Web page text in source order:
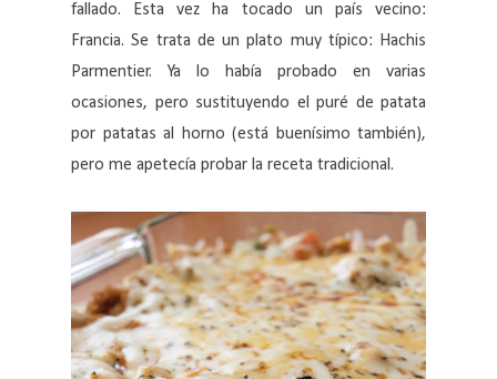
fallado. Esta vez ha tocado un país vecino:
Francia. Se trata de un plato muy típico: Hachis
Parmentier. Ya lo había probado en varias
ocasiones, pero sustituyendo el puré de patata
por patatas al horno (está buenísimo también),
pero me apetecía probar la receta tradicional.